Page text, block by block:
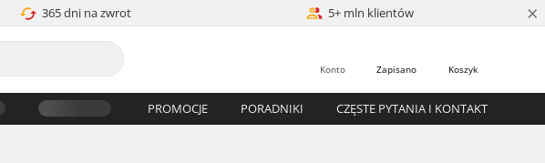
365 dni na zwrot 5+ mln klientów ×
Koszyk
Zapisano
Konto
PROMOCJE PORADNIKI CZĘSTE PYTANIA I KONTAKT